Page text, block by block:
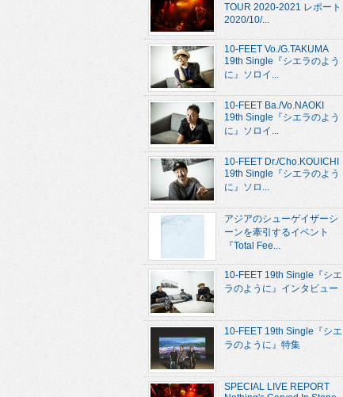
TOUR 2020-2021 レポート
2020/10/...
10-FEET Vo./G.TAKUMA
19th Single『シエラのよう
に』ソロイ...
10-FEET Ba./Vo.NAOKI
19th Single『シエラのよう
に』ソロイ...
10-FEET Dr./Cho.KOUICHI
19th Single『シエラのよう
に』ソロ...
アジアのシューゲイザーシ
ーンを牽引するイベント
『Total Fee...
10-FEET 19th Single『シエ
ラのように』インタビュー
10-FEET 19th Single『シエ
ラのように』特集
SPECIAL LIVE REPORT